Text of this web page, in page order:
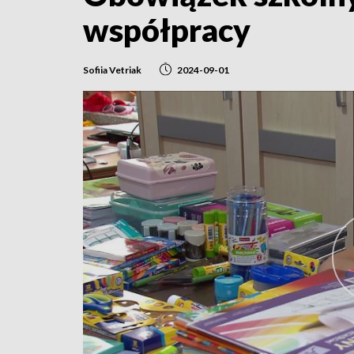
współpracy
Sofiia Vetriak 2024-09-01